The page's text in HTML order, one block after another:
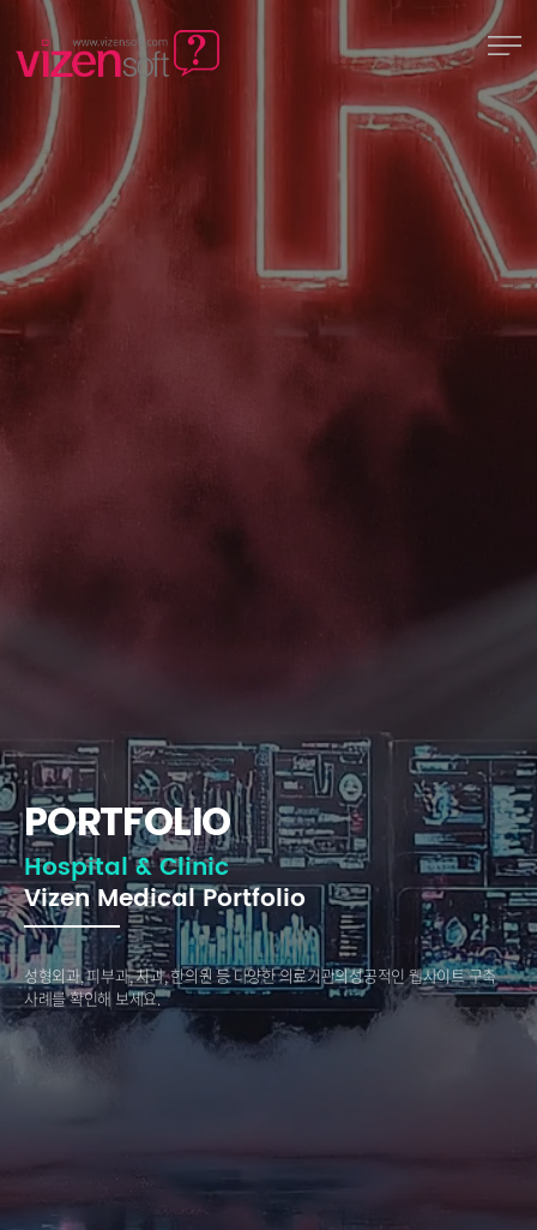
PORTFOLIO
Hospital & Clinic
Vizen Medical Portfolio
성형외과, 피부과, 치과, 한의원 등 다양한 의료기관의성공적인 웹사이트 구축
사례를 확인해 보세요.